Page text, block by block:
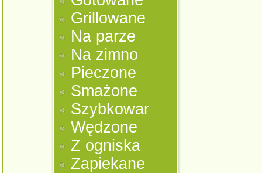
Grillowane
Na parze
Na zimno
Pieczone
Smażone
Szybkowar
Wędzone
Z ogniska
Zapiekane